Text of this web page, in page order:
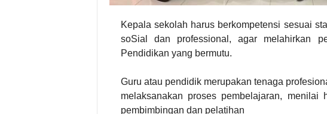
Kepala sekolah harus berkompetensi sesuai
soSial dan professional, agar melahirkan
Pendidikan yang bermutu.
Guru atau pendidik merupakan tenaga
melaksanakan proses pembelajaran, menilai
pembimbingan dan pelatihan